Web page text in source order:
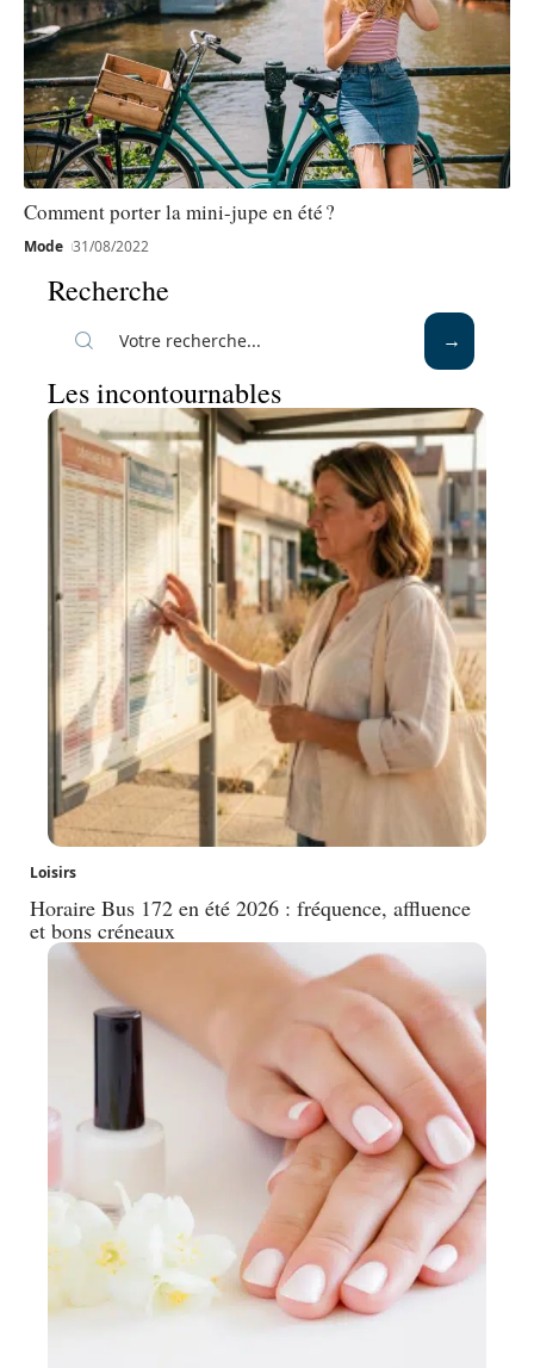
Comment porter la mini-jupe en été ?
Mode 31/08/2022
Recherche
Les incontournables
Loisirs
Horaire Bus 172 en été 2026 : fréquence, affluence
et bons créneaux